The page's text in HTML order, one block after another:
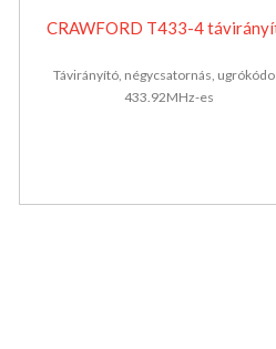
CRAWFORD T433-4
Távirányító, négycsatornás,
433.92MHz-es